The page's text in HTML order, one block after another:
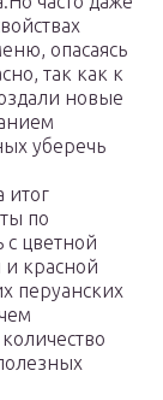
опасаясь
так как к
новые
уберечь
итог
по
цветной
красной
перуанских